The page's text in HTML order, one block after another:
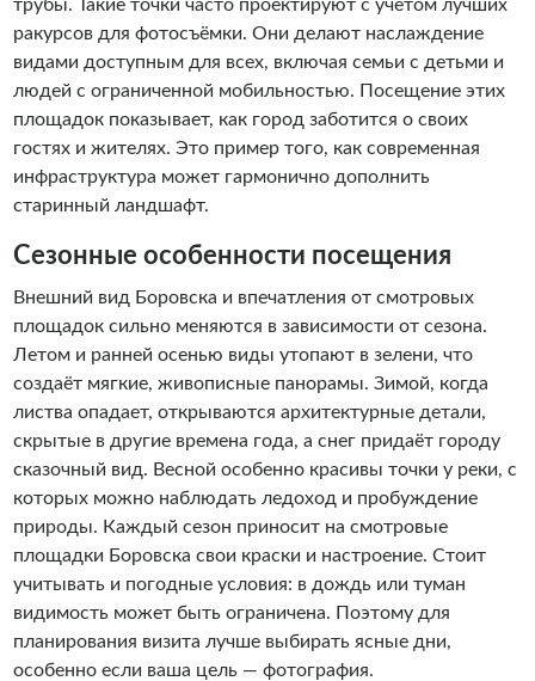
трубы. Такие точки часто проектируют с учётом лучших
ракурсов для фотосъёмки. Они делают наслаждение
видами доступным для всех, включая семьи с детьми и
людей с ограниченной мобильностью. Посещение этих
площадок показывает, как город заботится о своих
гостях и жителях. Это пример того, как современная
инфраструктура может гармонично дополнить
старинный ландшафт.
Сезонные особенности посещения
Внешний вид Боровска и впечатления от смотровых
площадок сильно меняются в зависимости от сезона.
Летом и ранней осенью виды утопают в зелени, что
создаёт мягкие, живописные панорамы. Зимой, когда
листва опадает, открываются архитектурные детали,
скрытые в другие времена года, а снег придаёт городу
сказочный вид. Весной особенно красивы точки у реки, с
которых можно наблюдать ледоход и пробуждение
природы. Каждый сезон приносит на смотровые
площадки Боровска свои краски и настроение. Стоит
учитывать и погодные условия: в дождь или туман
видимость может быть ограничена. Поэтому для
планирования визита лучше выбирать ясные дни,
особенно если ваша цель — фотография.